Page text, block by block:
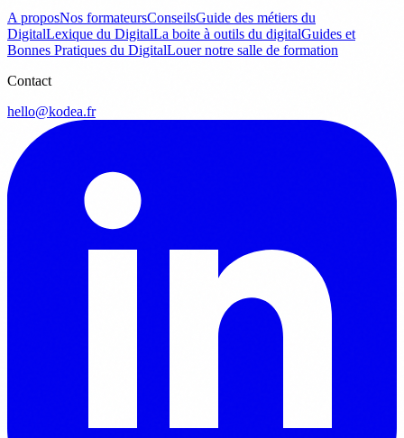
A proposNos formateursConseilsGuide des métiers du
DigitalLexique du DigitalLa boite à outils du digitalGuides et
Bonnes Pratiques du DigitalLouer notre salle de formation
Contact
hello@kodea.fr